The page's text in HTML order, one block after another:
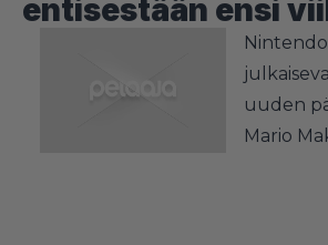
entisestään ensi
uuden
Mario